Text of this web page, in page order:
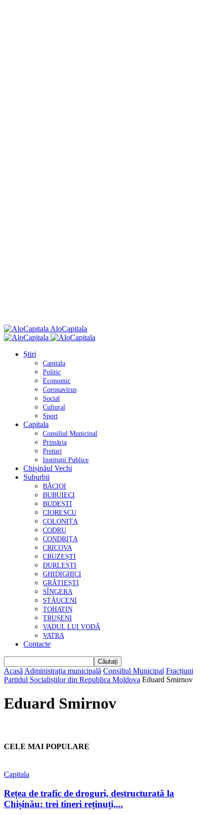
AloCapitala
Știri
Capitala
Politic
Economic
Coronavirus
Social
Cultural
Sport
Capitala
Consiliul Municipal
Primăria
Preturi
Instituţii Publice
Chișinăul Vechi
Suburbii
BĂCIOI
BUBUIECI
BUDEȘTI
CIORESCU
COLONIȚA
CODRU
CONDRIȚA
CRICOVA
CRUZEȘTI
DURLEȘTI
GHIDIGHICI
GRĂTIEȘTI
SÎNGERA
STĂUCENI
TOHATIN
TRUȘENI
VADUL LUI VODĂ
VATRA
Contacte
Acasă Administraţia municipală Consiliul Municipal Fracțiuni
Partidul Socialiștilor din Republica Moldova Eduard Smirnov
Eduard Smirnov
CELE MAI POPULARE
Capitala
Rețea de trafic de droguri, destructurată la
Chișinău: trei tineri reținuți,...